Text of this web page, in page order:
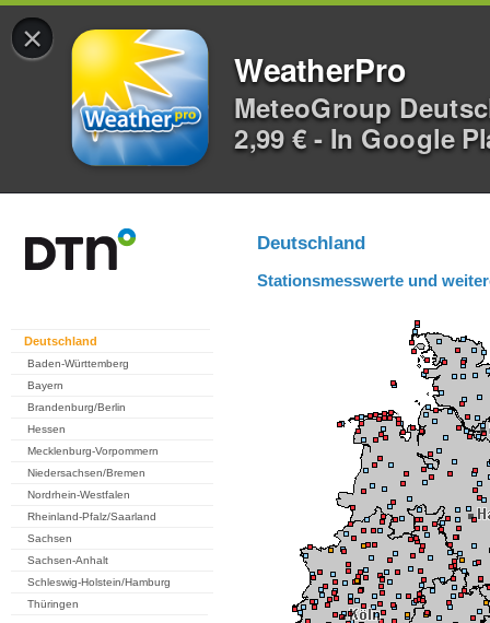
×
WeatherPro
MeteoGroup
2,99 € - In Google
Deutschland
Baden-Württemberg
Bayern
Brandenburg/Berlin
Hessen
Mecklenburg-Vorpommern
Niedersachsen/Bremen
Nordrhein-Westfalen
Rheinland-Pfalz/Saarland
Sachsen
Sachsen-Anhalt
Schleswig-Holstein/Hamburg
Thüringen
Deutschland
Stationsmesswerte und